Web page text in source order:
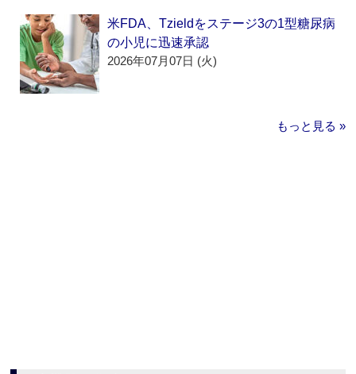
米FDA、Tzieldをステージ3の1型糖尿病
の小児に迅速承認
2026年07月07日 (火)
もっと見る »